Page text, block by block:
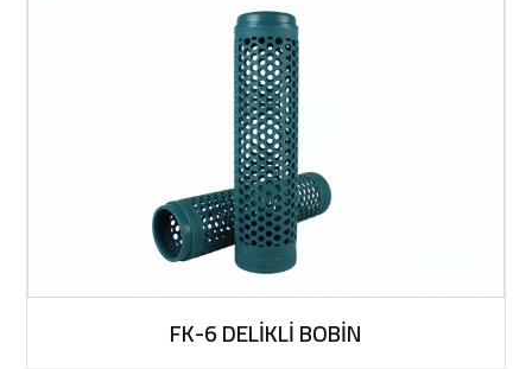
FK-6 DELİKLİ BOBİN